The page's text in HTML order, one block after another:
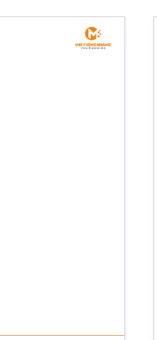
Ihr Firmenname
Ihre Basislinie